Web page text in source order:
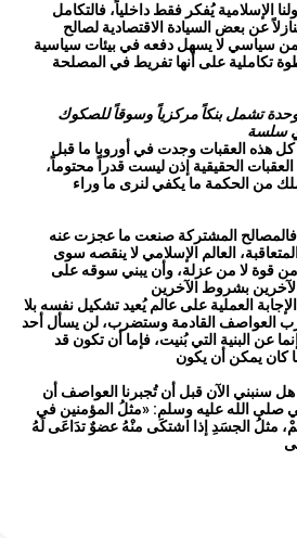
الإسلامية يُفكر فقط داخلياً، فالتكامل
عن بعض السيادة الاقتصادية لصالح
سياسي لا يسهل دفعه في بيئات سياسية
على أنها تفريط في المصلحة
تشمل بنكاً مركزياً وسوقاً للصكوك
سلسة
كل هذه العقبات وجدت في أوروبا ما قبل
الحقيقية إذن ليست قدراً محتوماً،
من الحكمة ما يكفي لنرى ما وراء
فالمصالح المشتركة صنعت ما عجزت عنه
العالم الإسلامي لا ينقصه سوى
من قوة لا من عزلة، وأن يبني سوقه على
العملية على عالم يُعيد تشكيل نفسه بلا
العواصف القادمة وستضرب، لن يسأل أحد
عن البنية التي بُنيت، فإما أن تكون قد
سنبني الآن قبل أن تُجبرنا العواصف أن
صلى الله عليه وسلم: «مثلُ المؤمنين في
مثلُ الجسَدِ إذا اشتكَى منْهُ عضوٌ تدَاعَى لَهُ